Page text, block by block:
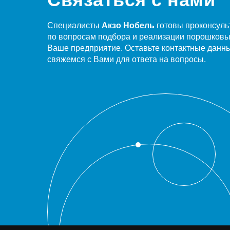
Специалисты Акзо Нобель готовы
по вопросам подбора и реализации
Ваше предприятие. Оставьте контактные
свяжемся с Вами для ответа на вопросы.